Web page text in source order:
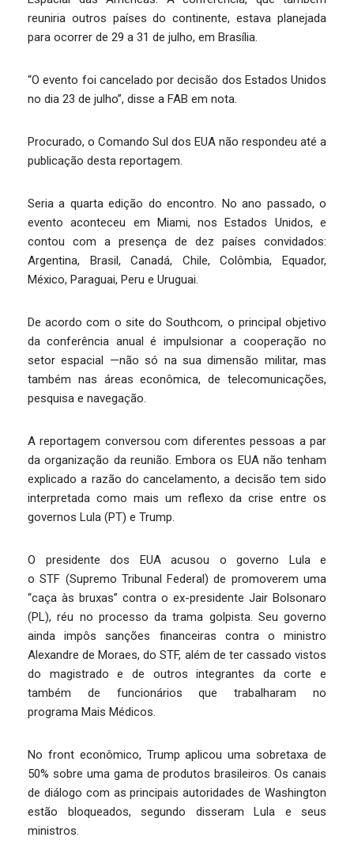
reuniria outros países do continente, estava planejada
para ocorrer de 29 a 31 de julho, em Brasília.
“O evento foi cancelado por decisão dos Estados Unidos
no dia 23 de julho”, disse a FAB em nota.
Procurado, o Comando Sul dos EUA não respondeu até a
publicação desta reportagem.
Seria a quarta edição do encontro. No ano passado, o
evento aconteceu em Miami, nos Estados Unidos, e
contou com a presença de dez países convidados:
Argentina, Brasil, Canadá, Chile, Colômbia, Equador,
México, Paraguai, Peru e Uruguai.
De acordo com o site do Southcom, o principal objetivo
da conferência anual é impulsionar a cooperação no
setor espacial —não só na sua dimensão militar, mas
também nas áreas econômica, de telecomunicações,
pesquisa e navegação.
A reportagem conversou com diferentes pessoas a par
da organização da reunião. Embora os EUA não tenham
explicado a razão do cancelamento, a decisão tem sido
interpretada como mais um reflexo da crise entre os
governos Lula (PT) e Trump.
O presidente dos EUA acusou o governo Lula e
o STF (Supremo Tribunal Federal) de promoverem uma
“caça às bruxas” contra o ex-presidente Jair Bolsonaro
(PL), réu no processo da trama golpista. Seu governo
ainda impôs sanções financeiras contra o ministro
Alexandre de Moraes, do STF, além de ter cassado vistos
do magistrado e de outros integrantes da corte e
também de funcionários que trabalharam no
programa Mais Médicos.
No front econômico, Trump aplicou uma sobretaxa de
50% sobre uma gama de produtos brasileiros. Os canais
de diálogo com as principais autoridades de Washington
estão bloqueados, segundo disseram Lula e seus
ministros.